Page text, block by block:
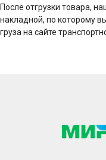
После отгрузки товара,
накладной, по которому
груза на сайте